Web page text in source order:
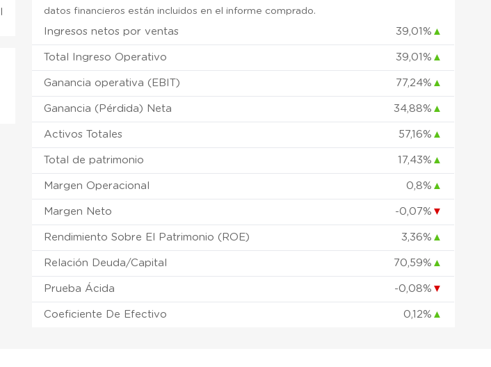
datos financieros están incluidos en el informe comprado.
Ingresos netos por ventas 39,01% ▲
Total Ingreso Operativo 39,01% ▲
Ganancia operativa (EBIT) 77,24% ▲
Ganancia (Pérdida) Neta 34,88% ▲
Activos Totales 57,16% ▲
Total de patrimonio 17,43% ▲
Margen Operacional 0,8% ▲
Margen Neto -0,07% ▼
Rendimiento Sobre El Patrimonio (ROE) 3,36% ▲
Relación Deuda/Capital 70,59% ▲
Prueba Ácida -0,08% ▼
Coeficiente De Efectivo 0,12% ▲